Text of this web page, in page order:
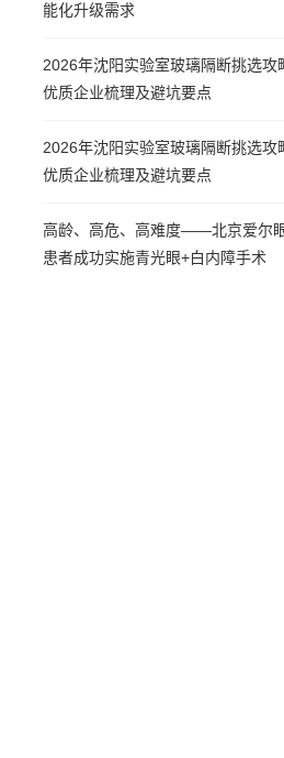
能化升级需求
2026年沈阳实验室玻璃隔断挑选攻
优质企业梳理及避坑要点
2026年沈阳实验室玻璃隔断挑选攻
优质企业梳理及避坑要点
高龄、高危、高难度——北京爱尔
患者成功实施青光眼+白内障手术